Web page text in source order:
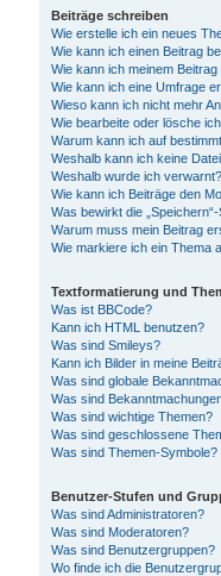
Beiträge schreiben
Wie erstelle ich ein neues
Wie kann ich einen Beitrag
Wie kann ich meinem
Wie kann ich eine Umfrage
Wieso kann ich nicht mehr
Wie bearbeite oder lösche
Warum kann ich auf
Weshalb kann ich keine
Weshalb wurde ich verwarnt?
Wie kann ich Beiträge den
Was bewirkt die
Warum muss mein Beitrag
Wie markiere ich ein Thema
Textformatierung und
Was ist BBCode?
Kann ich HTML benutzen?
Was sind Smileys?
Kann ich Bilder in meine
Was sind globale
Was sind
Was sind wichtige Themen?
Was sind geschlossene
Was sind Themen-Symbole?
Benutzer-Stufen und
Was sind Administratoren?
Was sind Moderatoren?
Was sind Benutzergruppen?
Wo finde ich die